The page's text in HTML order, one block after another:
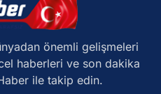
önemli gelişmeleri
haberleri ve son dakika
ile takip edin.